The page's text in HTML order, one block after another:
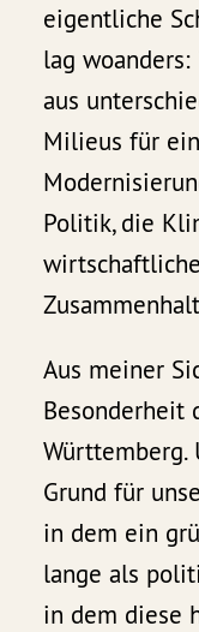
eigentliche
lag
aus
Milieus für
Politik, die
Aus meiner
Besonderheit
Württemberg.
Grund für
in dem ein
lange als
in dem diese